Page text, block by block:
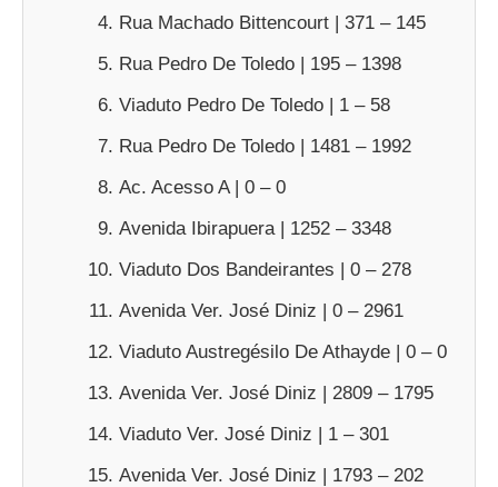
Rua Machado Bittencourt | 371 – 145
Rua Pedro De Toledo | 195 – 1398
Viaduto Pedro De Toledo | 1 – 58
Rua Pedro De Toledo | 1481 – 1992
Ac. Acesso A | 0 – 0
Avenida Ibirapuera | 1252 – 3348
Viaduto Dos Bandeirantes | 0 – 278
Avenida Ver. José Diniz | 0 – 2961
Viaduto Austregésilo De Athayde | 0 – 0
Avenida Ver. José Diniz | 2809 – 1795
Viaduto Ver. José Diniz | 1 – 301
Avenida Ver. José Diniz | 1793 – 202